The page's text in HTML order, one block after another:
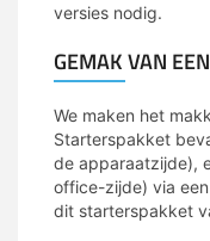
versies nodig.
GEMAK VAN
We maken het
Starterspakket
de apparaatzijde),
office-zijde) via
dit starterspakket